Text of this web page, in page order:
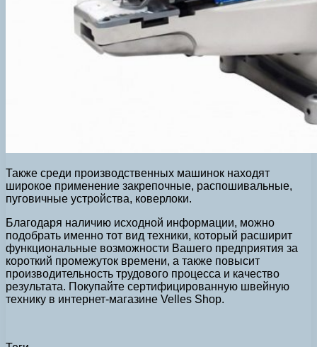
Также среди производственных машинок находят
широкое применение закрепочные, распошивальные,
пуговичные устройства, коверлоки.
Благодаря наличию исходной информации, можно
подобрать именно тот вид техники, который расширит
функциональные возможности Вашего предприятия за
короткий промежуток времени, а также повысит
производительность трудового процесса и качество
результата. Покупайте сертифицированную швейную
технику в интернет-магазине Velles Shop.